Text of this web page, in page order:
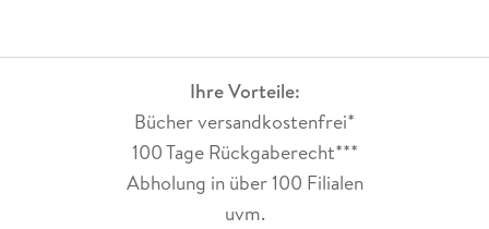
Ihre Vorteile:
Bücher versandkostenfrei*
100 Tage Rückgaberecht***
Abholung in über 100 Filialen
uvm.